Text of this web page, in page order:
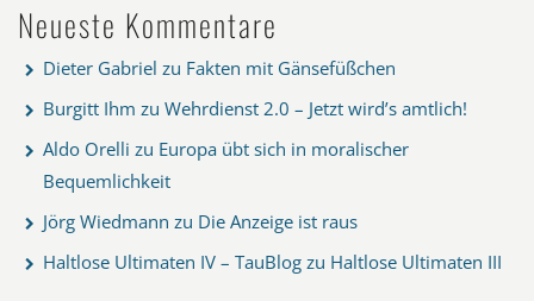
Neueste Kommentare
Dieter Gabriel zu Fakten mit Gänsefüßchen
Burgitt Ihm zu Wehrdienst 2.0 – Jetzt wird’s amtlich!
Aldo Orelli zu Europa übt sich in moralischer
Bequemlichkeit
Jörg Wiedmann zu Die Anzeige ist raus
Haltlose Ultimaten IV – TauBlog zu Haltlose Ultimaten III